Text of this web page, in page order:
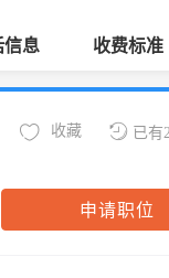
信息 收费标准
已有
收藏
申请职位